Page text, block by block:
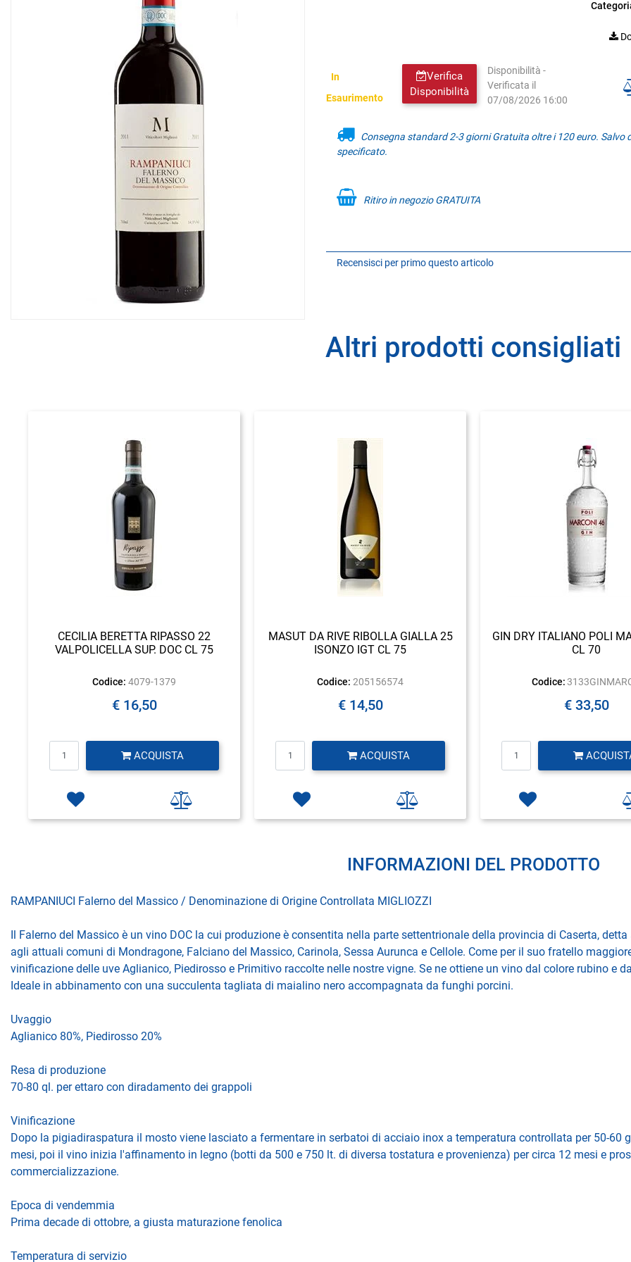
Verifica
Disponibilità
In
Esaurimento
Disponibilità -
Verificata il
07/08/2026 16:00
Consegna standard 2-3 giorni Gratuita oltre i 120 euro. Salvo
specificato.
Ritiro in negozio GRATUITA
Recensisci per primo questo articolo
Altri prodotti consigliati
CECILIA BERETTA RIPASSO 22
VALPOLICELLA SUP. DOC CL 75
Codice: 4079-1379
€ 16,50
ACQUISTA
MASUT DA RIVE RIBOLLA GIALLA 25
ISONZO IGT CL 75
Codice: 205156574
€ 14,50
ACQUISTA
GIN DRY ITALIANO POLI
CL 70
Codice:
€ 33,50
INFORMAZIONI DEL PRODOTTO
RAMPANIUCI Falerno del Massico / Denominazione di Origine Controllata MIGLIOZZI
Il Falerno del Massico è un vino DOC la cui produzione è consentita nella parte settentrionale della provincia di Caserta,
agli attuali comuni di Mondragone, Falciano del Massico, Carinola, Sessa Aurunca e Cellole. Come per il suo fratello
vinificazione delle uve Aglianico, Piedirosso e Primitivo raccolte nelle nostre vigne. Se ne ottiene un vino dal colore rubino e
Ideale in abbinamento con una succulenta tagliata di maialino nero accompagnata da funghi porcini.
Uvaggio
Aglianico 80%, Piedirosso 20%
Resa di produzione
70-80 ql. per ettaro con diradamento dei grappoli
Vinificazione
Dopo la pigiadiraspatura il mosto viene lasciato a fermentare in serbatoi di acciaio inox a temperatura controllata per 50-60
mesi, poi il vino inizia l'affinamento in legno (botti da 500 e 750 lt. di diversa tostatura e provenienza) per circa 12 mesi e
commercializzazione.
Epoca di vendemmia
Prima decade di ottobre, a giusta maturazione fenolica
Temperatura di servizio